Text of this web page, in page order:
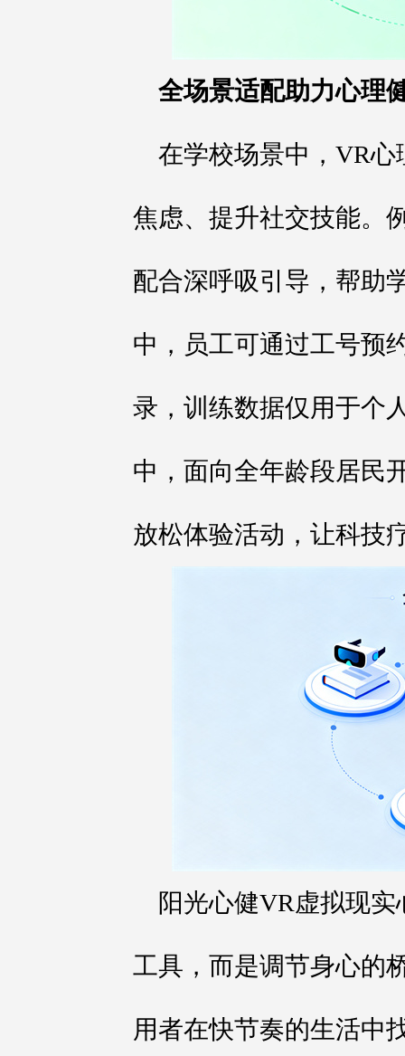
全场景适配助力心理
在学校场景中，VR
焦虑、提升社交技能。
配合深呼吸引导，帮助
中，员工可通过工号预
录，训练数据仅用于个
中，面向全年龄段居民
放松体验活动，让科技
阳光心健VR虚拟现
工具，而是调节身心的
用者在快节奏的生活中